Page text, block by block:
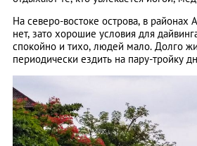
На северо-востоке острова, в районах
нет, зато хорошие условия для
спокойно и тихо, людей мало. Долго
периодически ездить на пару-тройку